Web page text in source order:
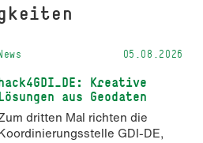
05.08.2026
Kreative
Lösungen aus Geodaten
dritten Mal richten die
GDI-DE,